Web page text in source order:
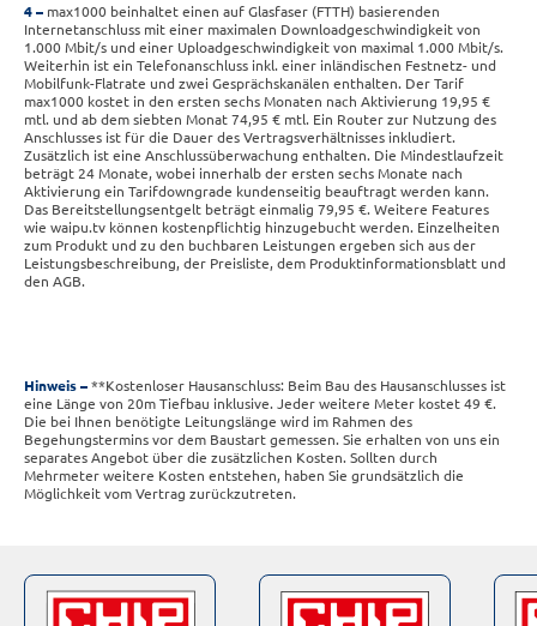
4
max1000 beinhaltet einen auf Glasfaser (FTTH) basierenden
Internetanschluss mit einer maximalen Downloadgeschwindigkeit von
1.000 Mbit/s und einer Uploadgeschwindigkeit von maximal 1.000 Mbit/s.
Weiterhin ist ein Telefonanschluss inkl. einer inländischen Festnetz- und
Mobilfunk-Flatrate und zwei Gesprächskanälen enthalten. Der Tarif
max1000 kostet in den ersten sechs Monaten nach Aktivierung 19,95 €
mtl. und ab dem siebten Monat 74,95 € mtl. Ein Router zur Nutzung des
Anschlusses ist für die Dauer des Vertragsverhältnisses inkludiert.
Zusätzlich ist eine Anschlussüberwachung enthalten. Die Mindestlaufzeit
beträgt 24 Monate, wobei innerhalb der ersten sechs Monate nach
Aktivierung ein Tarifdowngrade kundenseitig beauftragt werden kann.
Das Bereitstellungsentgelt beträgt einmalig 79,95 €. Weitere Features
wie waipu.tv können kostenpflichtig hinzugebucht werden. Einzelheiten
zum Produkt und zu den buchbaren Leistungen ergeben sich aus der
Leistungsbeschreibung, der Preisliste, dem Produktinformationsblatt und
den AGB.
Hinweis
**Kostenloser Hausanschluss: Beim Bau des Hausanschlusses ist
eine Länge von 20m Tiefbau inklusive. Jeder weitere Meter kostet 49 €.
Die bei Ihnen benötigte Leitungslänge wird im Rahmen des
Begehungstermins vor dem Baustart gemessen. Sie erhalten von uns ein
separates Angebot über die zusätzlichen Kosten. Sollten durch
Mehrmeter weitere Kosten entstehen, haben Sie grundsätzlich die
Möglichkeit vom Vertrag zurückzutreten.